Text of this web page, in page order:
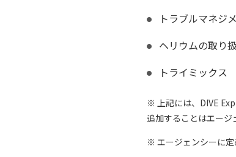
トラブルマネジ
ヘリウムの取り
トライミックス
※ 上記には、DIVE
追加することはエージ
※ エージェンシーに定